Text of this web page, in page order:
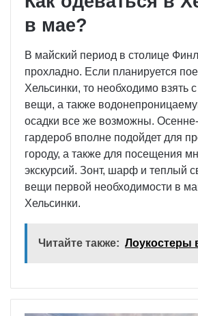
в мае?
В майский период в столице
прохладно. Если планируется
Хельсинки, то необходимо взять
вещи, а также
осадки все же возможны.
гардероб вполне подойдет для
городу, а также для посещения
экскурсий. Зонт, шарф и теплый
вещи первой необходимости в
Хельсинки.
Читайте также: Лоукостеры